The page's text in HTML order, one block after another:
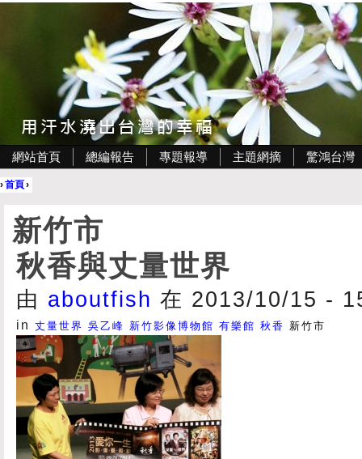
網站首頁 總編報告 專題報導 主題網摘 驚鴻台灣
›首頁›
新竹市
秋香與丈量世界
由 aboutfish 在 2013/10/15 -
in 丈量世界 吳乙峰 新竹影像博物館 有樂館 秋香 新竹市